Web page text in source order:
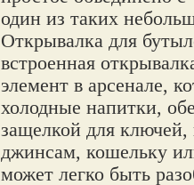
один из таких
Открывалка для
встроенная
элемент в арсенале,
холодные напитки,
защелкой для ключей,
джинсам, кошельку
может легко быть